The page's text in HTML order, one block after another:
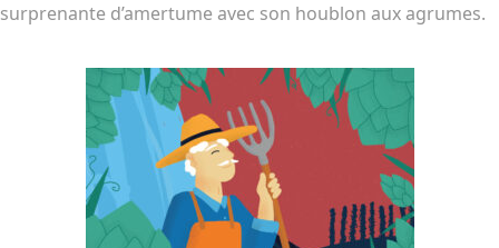
surprenante d’amertume avec son houblon aux agrumes.